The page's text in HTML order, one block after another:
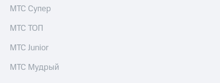
Регистратор
Контакты
этика
МТС Супер
МТС ТОП
МТС Junior
МТС Мудрый